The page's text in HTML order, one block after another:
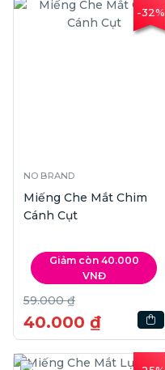
-32%
NO BRAND
Miếng Che Mắt Chim
Cánh Cụt
Giảm còn 40.000
VNĐ
59.000 ₫
40.000 ₫